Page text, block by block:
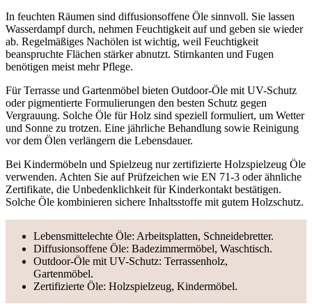
In feuchten Räumen sind diffusionsoffene Öle sinnvoll. Sie lassen
Wasserdampf durch, nehmen Feuchtigkeit auf und geben sie wieder
ab. Regelmäßiges Nachölen ist wichtig, weil Feuchtigkeit
beanspruchte Flächen stärker abnutzt. Stirnkanten und Fugen
benötigen meist mehr Pflege.
Für Terrasse und Gartenmöbel bieten Outdoor-Öle mit UV-Schutz
oder pigmentierte Formulierungen den besten Schutz gegen
Vergrauung. Solche Öle für Holz sind speziell formuliert, um Wetter
und Sonne zu trotzen. Eine jährliche Behandlung sowie Reinigung
vor dem Ölen verlängern die Lebensdauer.
Bei Kindermöbeln und Spielzeug nur zertifizierte Holzspielzeug Öle
verwenden. Achten Sie auf Prüfzeichen wie EN 71-3 oder ähnliche
Zertifikate, die Unbedenklichkeit für Kinderkontakt bestätigen.
Solche Öle kombinieren sichere Inhaltsstoffe mit gutem Holzschutz.
Lebensmittelechte Öle: Arbeitsplatten, Schneidebretter.
Diffusionsoffene Öle: Badezimmermöbel, Waschtisch.
Outdoor-Öle mit UV-Schutz: Terrassenholz,
Gartenmöbel.
Zertifizierte Öle: Holzspielzeug, Kindermöbel.